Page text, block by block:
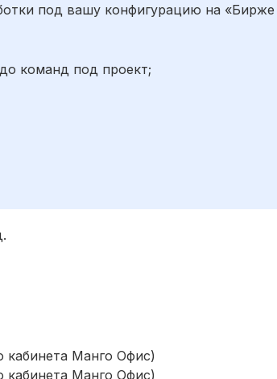
под вашу конфигурацию на «Бирже
команд под проект;
кабинета Манго Офис)
кабинета Манго Офис)